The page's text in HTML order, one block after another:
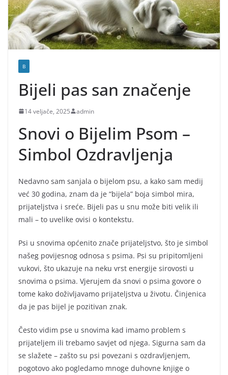
B
Bijeli pas san značenje
14 veljače, 2025 admin
Snovi o Bijelim Psom –
Simbol Ozdravljenja
Nedavno sam sanjala o bijelom psu, a kako sam medij
već 30 godina, znam da je “bijela” boja simbol mira,
prijateljstva i sreće. Bijeli pas u snu može biti velik ili
mali – to uvelike ovisi o kontekstu.
Psi u snovima općenito znače prijateljstvo, što je simbol
našeg povijesnog odnosa s psima. Psi su pripitomljeni
vukovi, što ukazuje na neku vrst energije sirovosti u
snovima o psima. Vjerujem da snovi o psima govore o
tome kako doživljavamo prijateljstva u životu. Činjenica
da je pas bijel je pozitivan znak.
Često vidim pse u snovima kad imamo problem s
prijateljem ili trebamo savjet od njega. Sigurna sam da
se slažete – zašto su psi povezani s ozdravljenjem,
pogotovo ako pogledamo mnoge duhovne knjige o